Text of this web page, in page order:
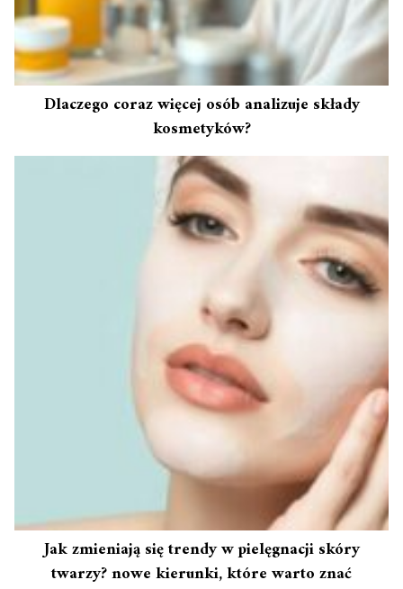
Dlaczego coraz więcej osób analizuje składy
kosmetyków?
Jak zmieniają się trendy w pielęgnacji skóry
twarzy? nowe kierunki, które warto znać